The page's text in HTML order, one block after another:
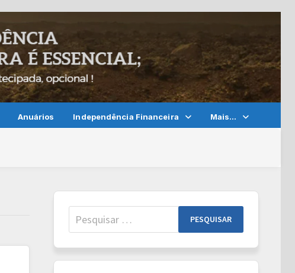
Anuários Independência Financeira Mais…
Pesquisar
por: